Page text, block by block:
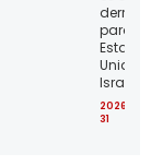
derrota
para
Unidos
Israel
2026-
31